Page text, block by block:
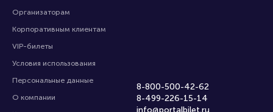
Организаторам
Корпоративным клиентам
VIP-билеты
Условия использования
Персональные данные
О компании
8-800-500-42-62
8-499-226-15-14
info@portalbilet.ru